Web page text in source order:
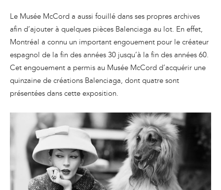
Le Musée McCord a aussi fouillé dans ses propres archives
afin d’ajouter à quelques pièces Balenciaga au lot. En effet,
Montréal a connu un important engouement pour le créateur
espagnol de la fin des années 30 jusqu’à la fin des années 60.
Cet engouement a permis au Musée McCord d’acquérir une
quinzaine de créations Balenciaga, dont quatre sont
présentées dans cette exposition.